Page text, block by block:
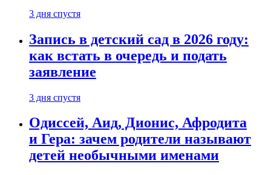
3 дня спустя
Запись в детский сад в 2026 году:
как встать в очередь и подать
заявление
3 дня спустя
Одиссей, Аид, Дионис, Афродита
и Гера: зачем родители называют
детей необычными именами